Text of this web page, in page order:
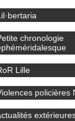
chronologie
Lille
policières